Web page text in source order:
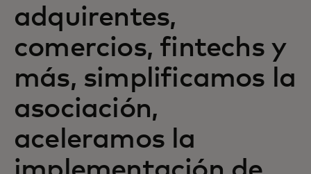
adquirentes,
comercios, fintechs y
más, simplificamos la
asociación,
aceleramos la